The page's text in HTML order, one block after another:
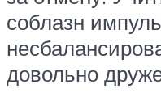
соблазн
довольно